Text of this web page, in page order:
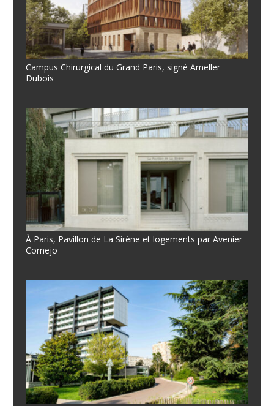
Campus Chirurgical du Grand Paris, signé Ameller
Dubois
À Paris, Pavillon de La Sirène et logements par Avenier
Cornejo